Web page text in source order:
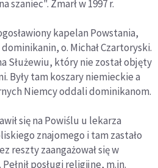
szaniec". Zmarł w 1997 r.
kapelan Powstania,
o. Michał Czartoryski.
Służewiu, który nie został objęty
Były tam koszary niemieckie a
Niemcy oddali dominikanom.
się na Powiślu u lekarza
znajomego i tam zastało
reszty zaangażował się w
posługi religijne, m.in.